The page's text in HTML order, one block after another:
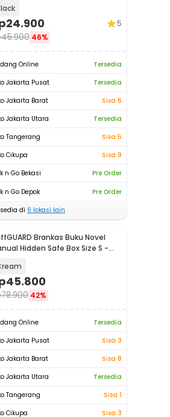
24.900
45.900 46%
5
Online
Tersedia
Jakarta Pusat
Tersedia
Jakarta Barat
Sisa 6
Jakarta Utara
Tersedia
Tangerang
Sisa 5
Cikupa
Sisa 9
n Go Bekasi
Pre Order
n Go Depok
Pre Order
di 6 lokasi lain
Brankas Buku Novel
Hidden Safe Box Size S -
45.800
78.900 42%
Online
Tersedia
Jakarta Pusat
Sisa 3
Jakarta Barat
Sisa 8
Jakarta Utara
Tersedia
Tangerang
Sisa 1
Cikupa
Sisa 3